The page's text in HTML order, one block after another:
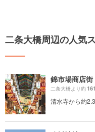
二条大橋周辺の人気
錦市場商店街
二条大橋より約
清水寺から約